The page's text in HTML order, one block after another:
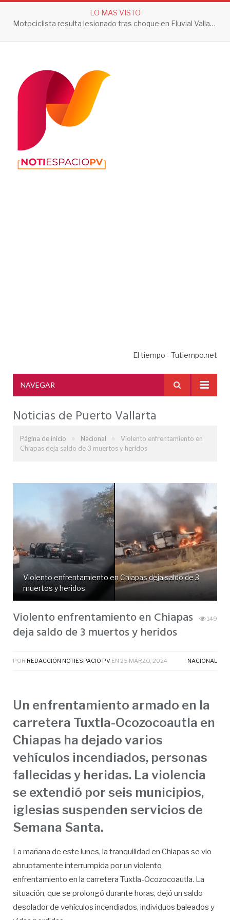
LO MAS VISTO
Motociclista resulta lesionado tras choque en Fluvial Vallarta
El tiempo - Tutiempo.net
NAVEGAR
Noticias de Puerto Vallarta
Página de inicio » Nacional »
Violento enfrentamiento en
Chiapas deja saldo de 3 muertos y heridos
Violento enfrentamiento en Chiapas deja saldo de 3
muertos y heridos
Violento enfrentamiento en Chiapas
deja saldo de 3 muertos y heridos
149
POR REDACCIÓN NOTIESPACIO PV EN 25 MARZO, 2024 NACIONAL
Un enfrentamiento armado en la
carretera Tuxtla-Ocozocoautla en
Chiapas ha dejado varios
vehículos incendiados, personas
fallecidas y heridas. La violencia
se extendió por seis municipios,
iglesias suspenden servicios de
Semana Santa.
La mañana de este lunes, la tranquilidad en Chiapas se vio
abruptamente interrumpida por un violento
enfrentamiento en la carretera Tuxtla-Ocozocoautla. La
situación, que se prolongó durante horas, dejó un saldo
desolador de vehículos incendiados, individuos baleados y